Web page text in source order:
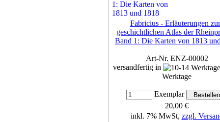
Fabricius - Erläuterungen
geschichtlichen Atlas der
Band 1: Die Karten von 1813
Art-Nr. ENZ-00002
versandfertig in
Werktage
Exemplar
20,00 €
inkl. 7% MwSt, zzgl.